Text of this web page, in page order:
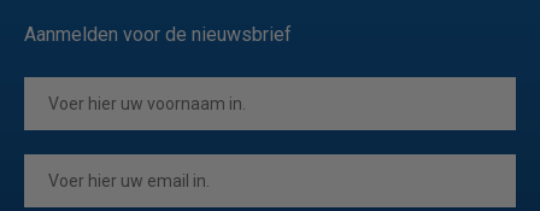
Aanmelden voor de nieuwsbrief